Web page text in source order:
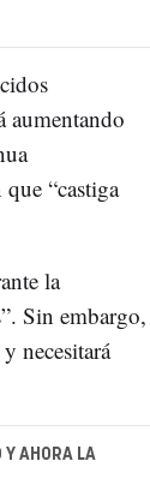
aumentando
“castiga
la
Sin embargo,
necesitará
Y AHORA LA